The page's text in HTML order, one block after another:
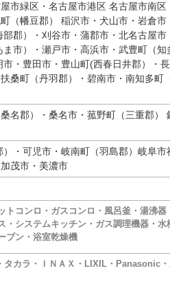
市緑区・名古屋市港区 名古屋市南区
幡豆郡） 稲沢市・犬山市・岩倉市
郡）・刈谷市・蒲郡市・北名古屋市
市）・瀬戸市・高浜市・武豊町（
・豊田市・豊山町(西春日井郡）・
町（丹羽郡）・碧南市・南知多町
名郡）・桑名市・菰野町（三重郡）
・可児市・岐南町（羽島郡）岐阜市
茂市・美濃市
コンロ・ガスコンロ・風呂釜・湯沸器
システムキッチン・ガス調理機器・水
ブン・浴室乾燥機
タカラ・ＩＮＡＸ・LIXIL・Panasonic